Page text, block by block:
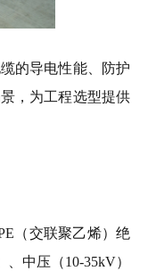
的导电性能、防护
，为工程选型提供
（交联聚乙烯）绝
中压（10-35kV）